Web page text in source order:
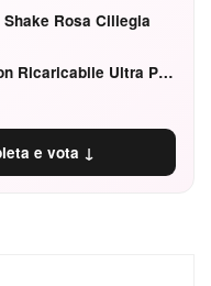
Rosa Ciliegia
Hourglass Confession Ricaricabile Ultra Preciso Ad Alta Intensità Secretly Classic Red
e vota ↓